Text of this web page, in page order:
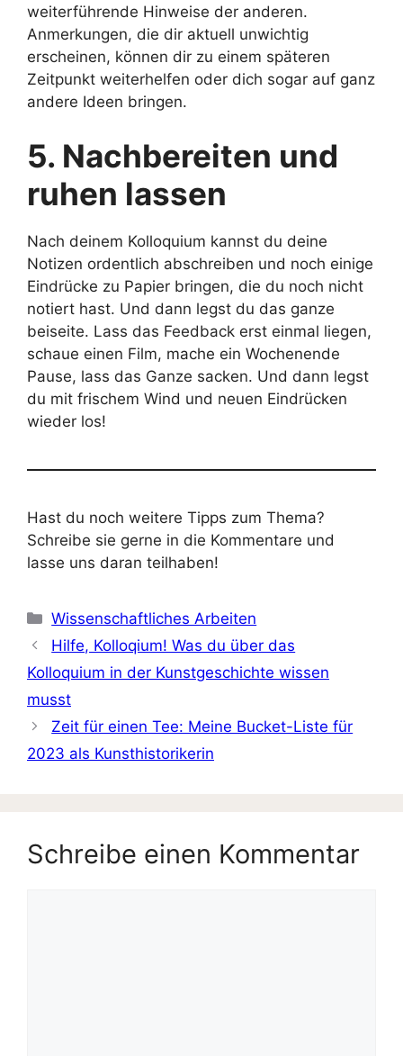
weiterführende Hinweise der anderen.
Anmerkungen, die dir aktuell unwichtig
erscheinen, können dir zu einem späteren
Zeitpunkt weiterhelfen oder dich sogar auf ganz
andere Ideen bringen.
5. Nachbereiten und
ruhen lassen
Nach deinem Kolloquium kannst du deine
Notizen ordentlich abschreiben und noch einige
Eindrücke zu Papier bringen, die du noch nicht
notiert hast. Und dann legst du das ganze
beiseite. Lass das Feedback erst einmal liegen,
schaue einen Film, mache ein Wochenende
Pause, lass das Ganze sacken. Und dann legst
du mit frischem Wind und neuen Eindrücken
wieder los!
Hast du noch weitere Tipps zum Thema?
Schreibe sie gerne in die Kommentare und
lasse uns daran teilhaben!
Kategorien
Wissenschaftliches Arbeiten
Hilfe, Kolloqium! Was du über das
Kolloquium in der Kunstgeschichte wissen
musst
Zeit für einen Tee: Meine Bucket-Liste für
2023 als Kunsthistorikerin
Schreibe einen Kommentar